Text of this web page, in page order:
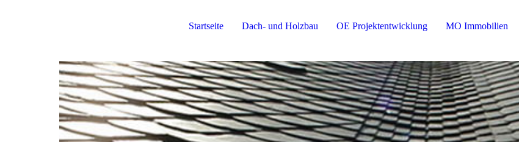
Startseite Dach- und Holzbau OE Projektentwicklung MO Immobilien